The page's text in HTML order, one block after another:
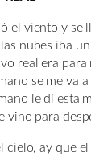
el viento y se
nubes iba
real era para
se me va a
le di esta
vino para
cielo, ay que